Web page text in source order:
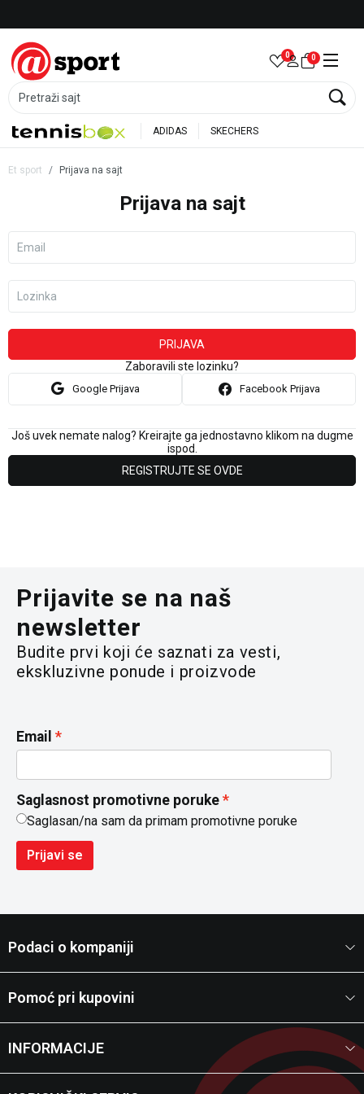
Pretraži sajt
0 0
ADIDAS SKECHERS
Et sport Prijava na sajt
Prijava na sajt
Email
Lozinka
PRIJAVA
Zaboravili ste lozinku?
Google Prijava Facebook Prijava
Još uvek nemate nalog? Kreirajte ga jednostavno klikom na dugme
ispod.
REGISTRUJTE SE OVDE
Prijavite se na naš
newsletter
Budite prvi koji će saznati za vesti,
ekskluzivne ponude i proizvode
Email
Saglasnost promotivne poruke
Saglasan/na sam da primam promotivne poruke
Prijavi se
Podaci o kompaniji
Pomoć pri kupovini
INFORMACIJE